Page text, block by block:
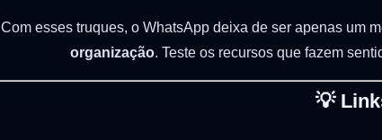
Com esses truques, o WhatsApp deixa de ser apenas um
organização. Teste os recursos que fazem
💡